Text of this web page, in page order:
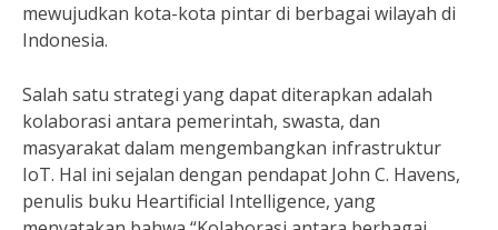
mewujudkan kota-kota pintar di berbagai wilayah di
Indonesia.
Salah satu strategi yang dapat diterapkan adalah
kolaborasi antara pemerintah, swasta, dan
masyarakat dalam mengembangkan infrastruktur
IoT. Hal ini sejalan dengan pendapat John C. Havens,
penulis buku Heartificial Intelligence, yang